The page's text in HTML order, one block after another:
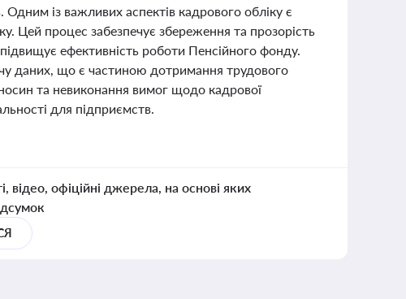
із важливих аспектів кадрового обліку є
Цей процес забезпечує збереження та прозорість
ефективність роботи Пенсійного фонду.
даних, що є частиною дотримання трудового
та невиконання вимог щодо кадрової
для підприємств.
відео, офіційні джерела, на основі яких